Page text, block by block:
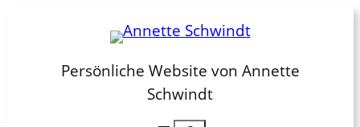
springenPersönliche Website von Annette
Schwindt